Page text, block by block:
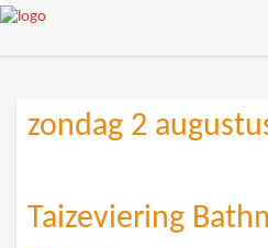
zondag 2
Taizeviering